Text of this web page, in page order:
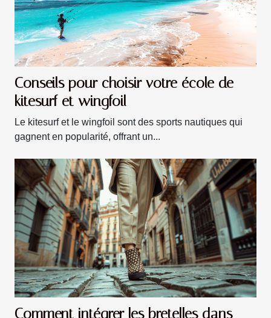
Conseils pour choisir votre école de
kitesurf et wingfoil
Le kitesurf et le wingfoil sont des sports nautiques qui
gagnent en popularité, offrant un...
Comment intégrer les bretelles dans